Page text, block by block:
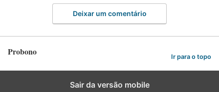
Deixar um comentário
Probono Ir para o topo
Sair da versão mobile